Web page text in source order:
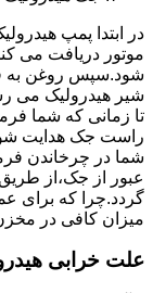
در ابتدا پمپ
موتور دریافت می
شود.سپس روغن به
شیر هیدرولیک می
تا زمانی که شما
راست جک هدایت
شما در چرخاندن
عبور از جک،از
گردد.چرا که برای
میزان کافی در
علت خرابی